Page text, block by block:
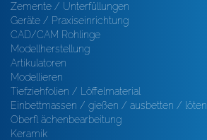
Zemente / Unterfüllungen
Geräte / Praxiseinrichtung
CAD/CAM Rohlinge
Modellherstellung
Artikulatoren
Modellieren
Tiefziehfolien / Löffelmaterial
Einbettmassen / gießen / ausbetten / löten
Oberfl ächenbearbeitung
Keramik